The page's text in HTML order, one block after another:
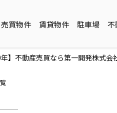
売買物件 賃貸物件 駐車場 不
】不動産売買なら第一開発株式